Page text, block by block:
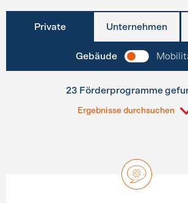
Private Unternehmen
Gebäude
23 Förderprogramme
Ergebnisse durchsuchen